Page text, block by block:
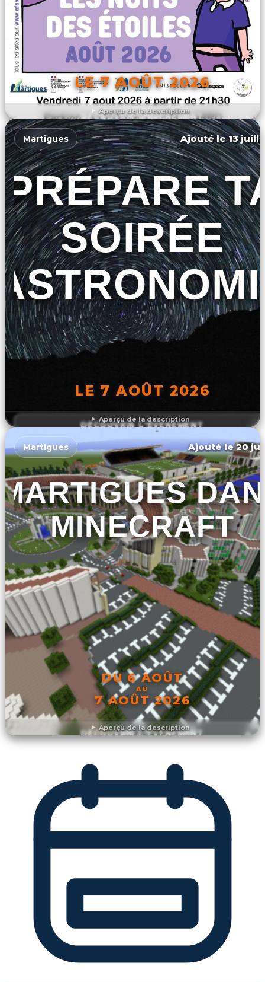
Aperçu de la description
LE 7 AOÛT 2026
DÉCOUVRIR L'ÉVÉNEMENT
Aperçu de la description
Martigues Ajouté le 13
PRÉPARE
SOIRÉE
LE 7 AOÛT 2026
DÉCOUVRIR L'ÉVÉNEMENT
Aperçu de la description
Martigues Ajouté le 20
MARTIGUES
MINECRAFT
DU 6 AOÛT
AU
7 AOÛT 2026
DÉCOUVRIR L'ÉVÉNEMENT